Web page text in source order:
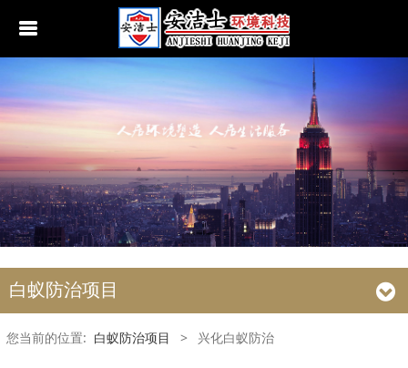
行业动态
南京白蚁防治
无锡白蚁防治
江阴白蚁防治
宜兴白蚁防治
苏州白蚁防治
白蚁防治项目
您当前的位置: 白蚁防治项目 > 兴化白蚁防治